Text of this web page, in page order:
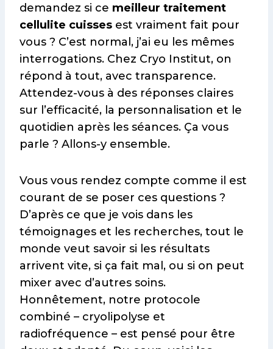
demandez si ce meilleur traitement
cellulite cuisses est vraiment fait pour
vous ? C’est normal, j’ai eu les mêmes
interrogations. Chez Cryo Institut, on
répond à tout, avec transparence.
Attendez-vous à des réponses claires
sur l’efficacité, la personnalisation et le
quotidien après les séances. Ça vous
parle ? Allons-y ensemble.
Vous vous rendez compte comme il est
courant de se poser ces questions ?
D’après ce que je vois dans les
témoignages et les recherches, tout le
monde veut savoir si les résultats
arrivent vite, si ça fait mal, ou si on peut
mixer avec d’autres soins.
Honnêtement, notre protocole
combiné – cryolipolyse et
radiofréquence – est pensé pour être